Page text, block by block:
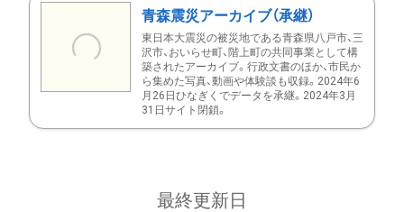
青森震災アーカイブ（承継）
東日本大震災の被災地である青森県八戸市、三
沢市、おいらせ町、階上町の共同事業として構
築されたアーカイブ。行政文書のほか、市民か
ら集めた写真、動画や体験談も収録。2024年6
月26日ひなぎくでデータを承継。2024年3月
31日サイト閉鎖。
最終更新日